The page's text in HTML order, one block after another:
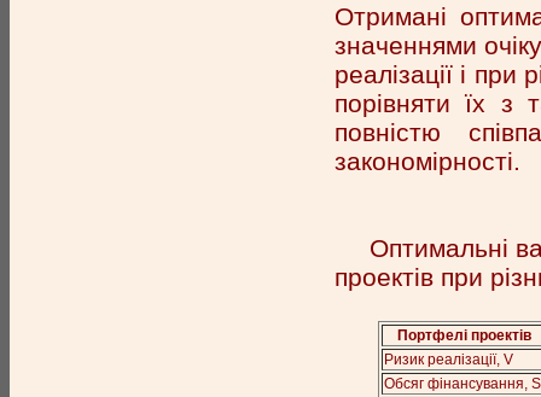
Отримані
значеннями
реалізації і
порівняти їх
повністю
закономірності.
Оптимальні
проектів при
Портфелі проектів
Ризик реалізації, V
Обсяг фінансування, S